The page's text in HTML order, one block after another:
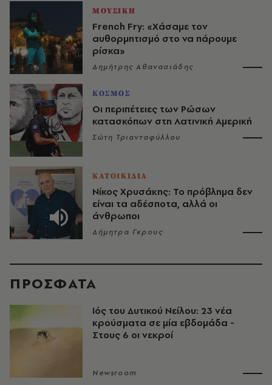
ΜΟΥΣΙΚΗ
French Fry: «Χάσαμε τον
αυθορμητισμό στο να πάρουμε
ρίσκα»
Δημήτρης Αθανασιάδης
ΚΟΣΜΟΣ
Οι περιπέτειες των Ρώσων
κατασκόπων στη Λατινική Αμερική
Σώτη Τριανταφύλλου
ΚΑΤΟΙΚΙΔΙΑ
Νίκος Χρυσάκης: Το πρόβλημα δεν
είναι τα αδέσποτα, αλλά οι
άνθρωποι
Δήμητρα Γκρους
ΠΡΟΣΦΑΤΑ
Ιός του Δυτικού Νείλου: 23 νέα
κρούσματα σε μία εβδομάδα -
Στους 6 οι νεκροί
Newsroom